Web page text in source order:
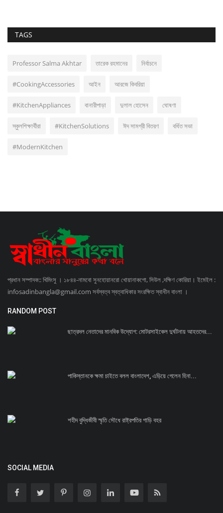
TAGS
Professor Salma Akhtar তারেক রহমানের নির্বাচনে
#CookingAccessories আইন আরজে কিবরিয়া
#KitchenAppliances বানারীপাড়া দুলাল হোসেন ঘোষণা
স্কুলশিক্ষার্থীরা #KitchenSolutions ঈদ সামগ্রী বিতরণ বর্ধিত সভা
#ModernKitchen
প্রধান সম্পাদক:: খিমিংসু । ১৮৪৪-নামবো সুনহোয়ানরো খোয়ানাকগো, সিউল ,দক্ষিণ কোরিয়া। ইমেইল :
infosadinbangla@gmail.com সর্বস্বত্ব স্বত্বাধিকার সংরক্ষিত স্বাধীন বাংলা ।
RANDOM POST
ছাত্রদল নেতাদের মানবিক উদ্যোগ: মোটরসাইকেল দুর্ঘটনায় আহতদের...
পাকিস্তানকে ক্ষমা চাইতে বলল বাংলাদেশ, এড়িয়ে গেলেন হিনা...
শহীদ বুদ্ধিজীবী স্মৃতি সৌধে রাষ্ট্রপতির গাড়ি বহর
SOCIAL MEDIA